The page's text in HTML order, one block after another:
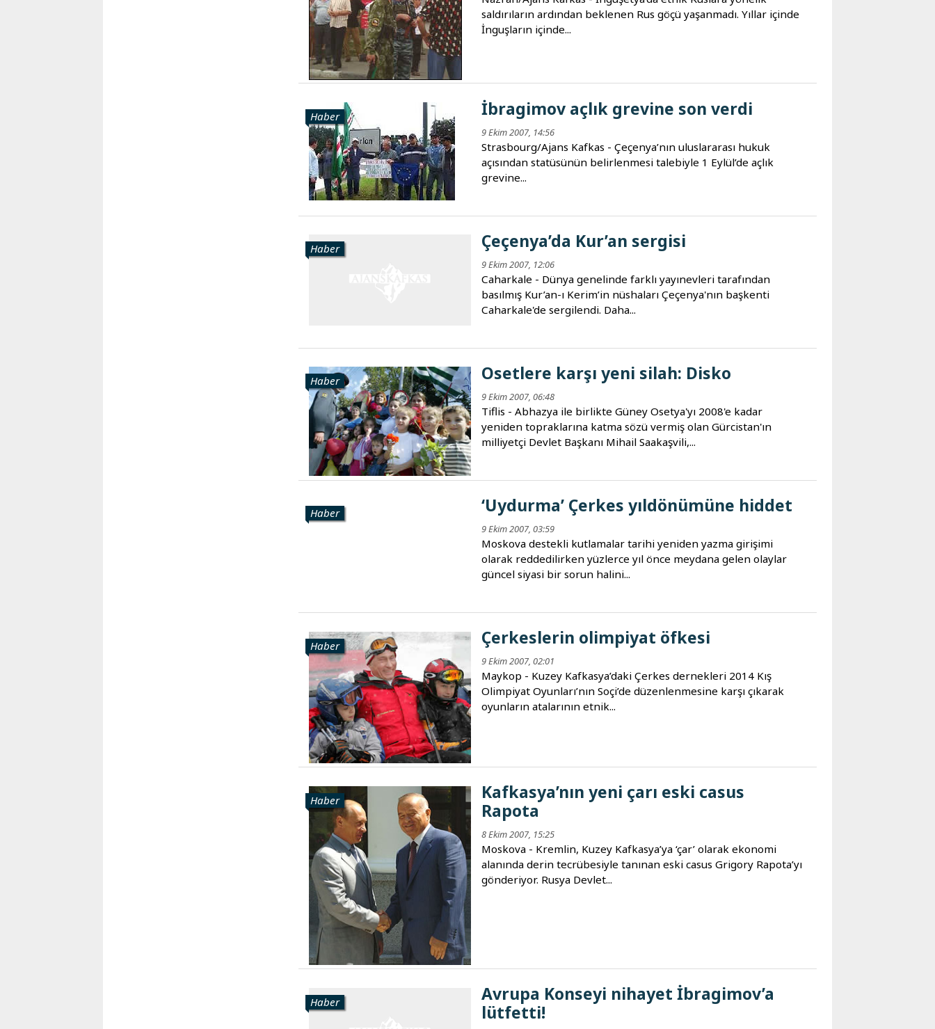
saldırıların ardından beklenen Rus göçü yaşanmadı. Yıllar içinde
İnguşların içinde...
Haber İbragimov açlık grevine son verdi
9 Ekim 2007, 14:56
Strasbourg/Ajans Kafkas - Çeçenya’nın uluslararası hukuk
açısından statüsünün belirlenmesi talebiyle 1 Eylül’de açlık
grevine...
Haber Çeçenya’da Kur’an sergisi
9 Ekim 2007, 12:06
Caharkale - Dünya genelinde farklı yayınevleri tarafından
basılmış Kur’an-ı Kerim’in nüshaları Çeçenya'nın başkenti
Caharkale'de sergilendi. Daha...
Haber Osetlere karşı yeni silah: Disko
9 Ekim 2007, 06:48
Tiflis - Abhazya ile birlikte Güney Osetya'yı 2008'e kadar
yeniden topraklarına katma sözü vermiş olan Gürcistan'ın
milliyetçi Devlet Başkanı Mihail Saakaşvili,...
Haber ‘Uydurma’ Çerkes yıldönümüne hiddet
9 Ekim 2007, 03:59
Moskova destekli kutlamalar tarihi yeniden yazma girişimi
olarak reddedilirken yüzlerce yıl önce meydana gelen olaylar
güncel siyasi bir sorun halini...
Haber Çerkeslerin olimpiyat öfkesi
9 Ekim 2007, 02:01
Maykop - Kuzey Kafkasya’daki Çerkes dernekleri 2014 Kış
Olimpiyat Oyunları’nın Soçi’de düzenlenmesine karşı çıkarak
oyunların atalarının etnik...
Haber
Kafkasya’nın yeni çarı eski casus
Rapota
8 Ekim 2007, 15:25
Moskova - Kremlin, Kuzey Kafkasya’ya ‘çar’ olarak ekonomi
alanında derin tecrübesiyle tanınan eski casus Grigory Rapota’yı
gönderiyor. Rusya Devlet...
Haber
Avrupa Konseyi nihayet İbragimov’a
lütfetti!